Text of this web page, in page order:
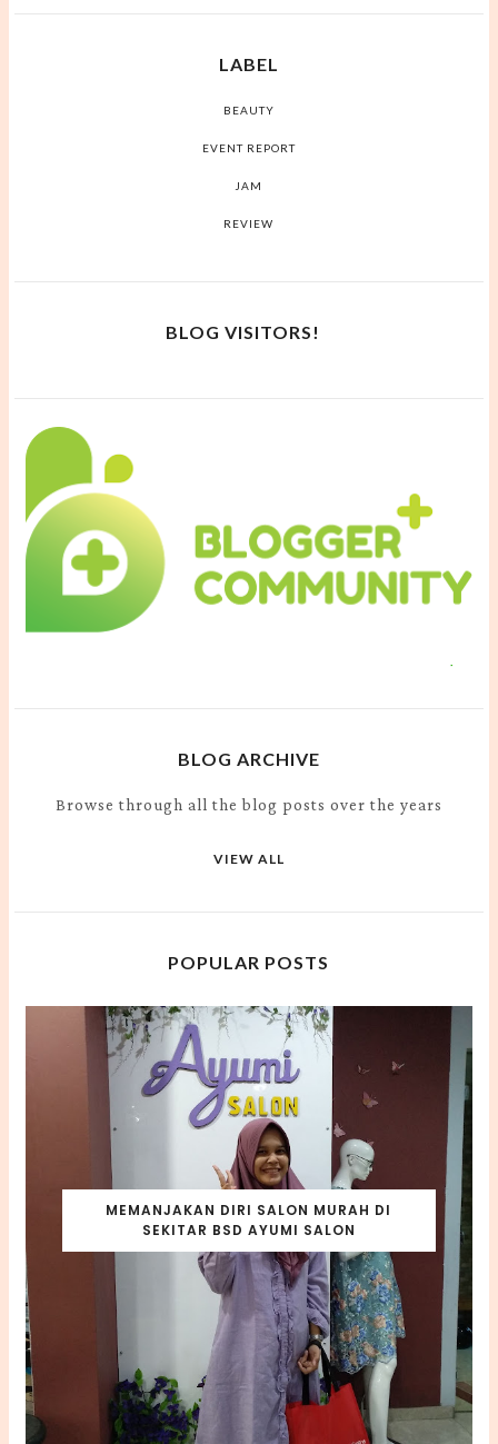
LABEL
BEAUTY
EVENT REPORT
JAM
REVIEW
BLOG VISITORS!
BLOG ARCHIVE
Browse through all the blog posts over the years
VIEW ALL
POPULAR POSTS
MEMANJAKAN DIRI SALON MURAH DI
SEKITAR BSD AYUMI SALON